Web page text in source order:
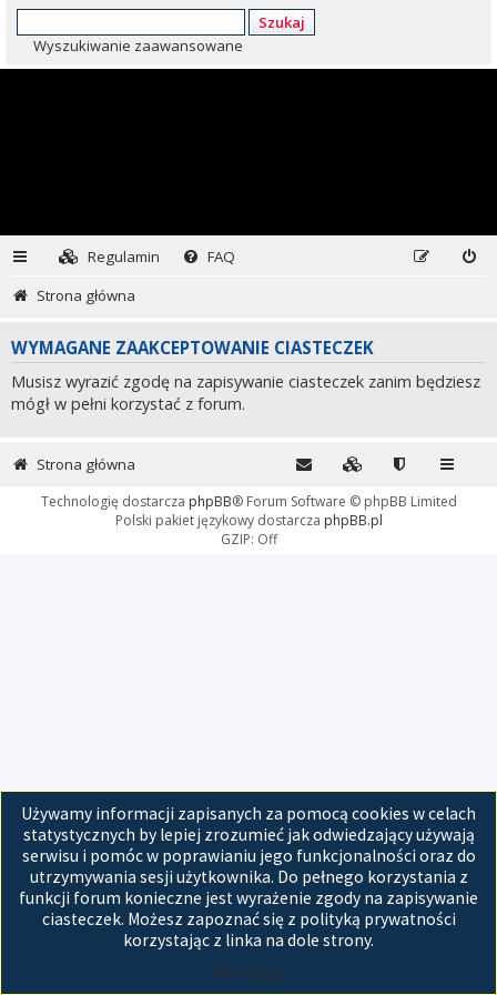
Szukaj
Wyszukiwanie zaawansowane
Regulamin
FAQ
Strona główna
WYMAGANE ZAAKCEPTOWANIE CIASTECZEK
Musisz wyrazić zgodę na zapisywanie ciasteczek zanim będziesz
mógł w pełni korzystać z forum.
Używamy informacji zapisanych za pomocą cookies w celach
statystycznych by lepiej zrozumieć jak odwiedzający używają
serwisu i pomóc w poprawianiu jego funkcjonalności oraz do
utrzymywania sesji użytkownika. Do pełnego korzystania z
funkcji forum konieczne jest wyrażenie zgody na zapisywanie
ciasteczek. Możesz zapoznać się z polityką prywatności
korzystając z linka na dole strony.
Akceptuję
Strona główna
Technologię dostarcza phpBB® Forum Software © phpBB Limited
Polski pakiet językowy dostarcza phpBB.pl
GZIP: Off